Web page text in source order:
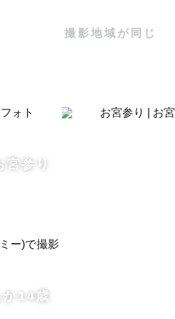
、リラックスした楽しい撮影
どのジャンルでもお気軽に
撮影地域が同じ
宮参り
か14歳